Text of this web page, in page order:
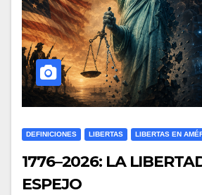
DEFINICIONES LIBERTAS LIBERTAS EN
1776–2026: LA
ESPEJO